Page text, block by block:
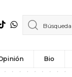
Bio